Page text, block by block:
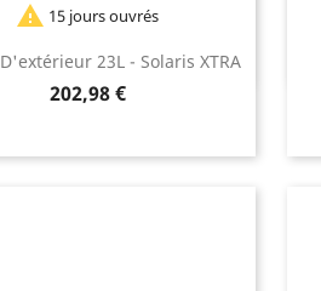
23L - Solaris XTRA
Prix
202,98 €
 15 jours ouvrés